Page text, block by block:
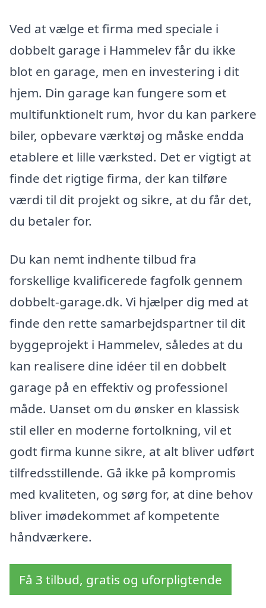
Ved at vælge et firma med speciale i
dobbelt garage i Hammelev får du ikke
blot en garage, men en investering i dit
hjem. Din garage kan fungere som et
multifunktionelt rum, hvor du kan parkere
biler, opbevare værktøj og måske endda
etablere et lille værksted. Det er vigtigt at
finde det rigtige firma, der kan tilføre
værdi til dit projekt og sikre, at du får det,
du betaler for.
Du kan nemt indhente tilbud fra
forskellige kvalificerede fagfolk gennem
dobbelt-garage.dk. Vi hjælper dig med at
finde den rette samarbejdspartner til dit
byggeprojekt i Hammelev, således at du
kan realisere dine idéer til en dobbelt
garage på en effektiv og professionel
måde. Uanset om du ønsker en klassisk
stil eller en moderne fortolkning, vil et
godt firma kunne sikre, at alt bliver udført
tilfredsstillende. Gå ikke på kompromis
med kvaliteten, og sørg for, at dine behov
bliver imødekommet af kompetente
håndværkere.
Få 3 tilbud, gratis og uforpligtende